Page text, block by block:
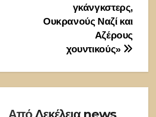
γκάνγκστερς,
Ουκρανούς Ναζί και
Αζέρους
χουντικούς»